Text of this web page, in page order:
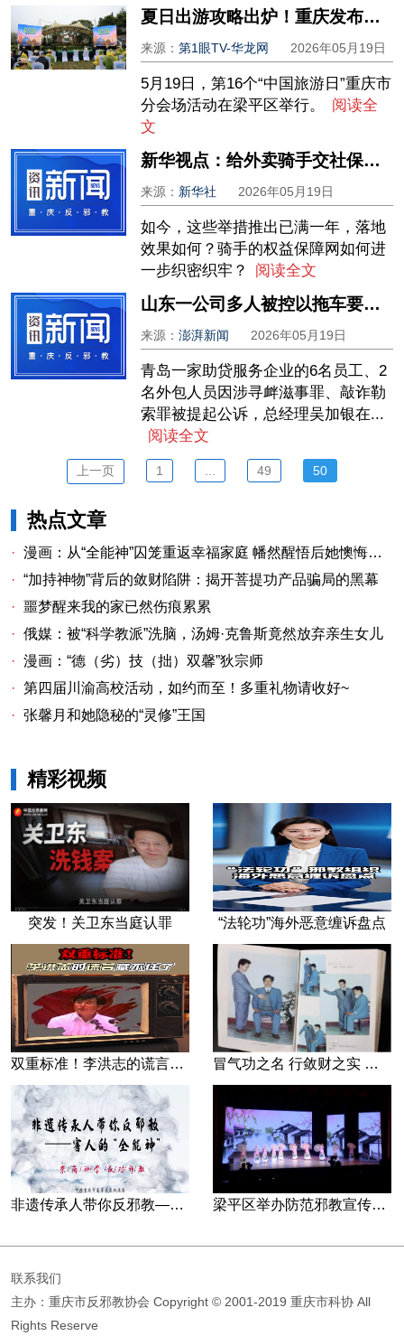
夏日出游攻略出炉！重庆发布十大精品旅游线路
来源：第1眼TV-华龙网 2026年05月19日
5月19日，第16个“中国旅游日”重庆市
分会场活动在梁平区举行。
阅读全
文
新华视点：给外卖骑手交社保，进展如何？
来源： 新华社 2026年05月19日
如今，这些举措推出已满一年，落地
效果如何？骑手的权益保障网如何进
一步织密织牢？
阅读全文
山东一公司多人被控以拖车要挟清收贷款，明日将第三次开庭
来源：澎湃新闻 2026年05月19日
青岛一家助贷服务企业的6名员工、2
名外包人员因涉寻衅滋事罪、敲诈勒
索罪被提起公诉，总经理吴加银在...
阅读全文
上一页 1 49 50
热点文章
· 漫画：从“全能神”囚笼重返幸福家庭 幡然醒悟后她懊悔不已
· “加持神物”背后的敛财陷阱：揭开菩提功产品骗局的黑幕
· 噩梦醒来我的家已然伤痕累累
· 俄媒：被“科学教派”洗脑，汤姆·克鲁斯竟然放弃亲生女儿
· 漫画：“德（劣）技（拙）双馨”狄宗师
· 第四届川渝高校活动，如约而至！多重礼物请收好~
· 张馨月和她隐秘的“灵修”王国
精彩视频
突发！关卫东当庭认罪 “法轮功”海外恶意缠诉盘点
双重标准！李洪志的谎言藏不住了 冒气功之名 行敛财之实 张宏堡义女“小倩”团伙覆灭记
非遗传承人带你反邪教—害人的“全能神” 梁平区举办防范邪教宣传专场文艺演出
联系我们
主办：重庆市反邪教协会 Copyright © 2001-2019 重庆市科协 All
Rights Reserve